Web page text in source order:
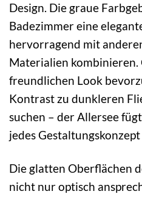
Design. Die graue
Badezimmer eine
hervorragend mit
Materialien kombinieren.
freundlichen Look
Kontrast zu dunkleren
suchen – der Allersee
jedes Gestaltungskonzept
Die glatten Oberflächen
nicht nur optisch